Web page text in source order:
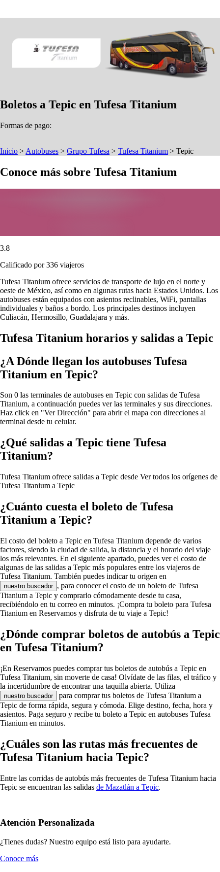
Boletos a Tepic en Tufesa Titanium
Formas de pago:
Inicio > Autobuses > Grupo Tufesa > Tufesa Titanium > Tepic
Conoce más sobre Tufesa Titanium
3.8
Calificado por 336 viajeros
Tufesa Titanium ofrece servicios de transporte de lujo en el norte y
oeste de México, así como en algunas rutas hacia Estados Unidos. Los
autobuses están equipados con asientos reclinables, WiFi, pantallas
individuales y baños a bordo. Los principales destinos incluyen
Culiacán, Hermosillo, Guadalajara y más.
Tufesa Titanium horarios y salidas a Tepic
¿A Dónde llegan los autobuses Tufesa
Titanium en Tepic?
Son 0 las terminales de autobuses en Tepic con salidas de Tufesa
Titanium, a continuación puedes ver las terminales y sus direcciones.
Haz click en "Ver Dirección" para abrir el mapa con direcciones al
terminal desde tu celular.
¿Qué salidas a Tepic tiene Tufesa
Titanium?
Tufesa Titanium ofrece salidas a Tepic desde Ver todos los orígenes de
Tufesa Titanium a Tepic
¿Cuánto cuesta el boleto de Tufesa
Titanium a Tepic?
El costo del boleto a Tepic en Tufesa Titanium depende de varios
factores, siendo la ciudad de salida, la distancia y el horario del viaje
los más relevantes. En el siguiente apartado, puedes ver el costo de
algunas de las salidas a Tepic más populares entre los viajeros de
Tufesa Titanium. También puedes indicar tu origen en
nuestro buscador , para conocer el costo de un boleto de Tufesa
Titanium a Tepic y comprarlo cómodamente desde tu casa,
recibiéndolo en tu correo en minutos. ¡Compra tu boleto para Tufesa
Titanium en Reservamos y disfruta de tu viaje a Tepic!
¿Dónde comprar boletos de autobús a Tepic
en Tufesa Titanium?
¡En Reservamos puedes comprar tus boletos de autobús a Tepic en
Tufesa Titanium, sin moverte de casa! Olvídate de las filas, el tráfico y
la incertidumbre de encontrar una taquilla abierta. Utiliza
nuestro buscador
para comprar tus boletos de Tufesa Titanium a
Tepic de forma rápida, segura y cómoda. Elige destino, fecha, hora y
asientos. Paga seguro y recibe tu boleto a Tepic en autobuses Tufesa
Titanium en minutos.
¿Cuáles son las rutas más frecuentes de
Tufesa Titanium hacia Tepic?
Entre las corridas de autobús más frecuentes de Tufesa Titanium hacia
Tepic se encuentran las salidas de Mazatlán a Tepic.
Atención Personalizada
¿Tienes dudas? Nuestro equipo está listo para ayudarte.
Conoce más